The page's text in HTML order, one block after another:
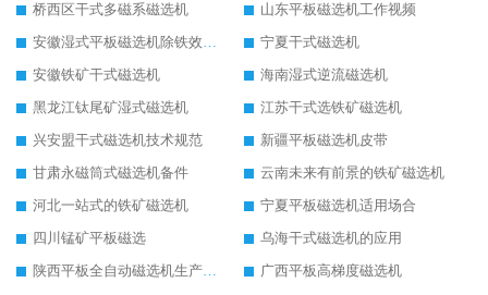
桥西区干式多磁系磁选机
山东平板磁选机工作视频
安徽湿式平板磁选机除铁效果怎么样
宁夏干式磁选机
安徽铁矿干式磁选机
海南湿式逆流磁选机
黑龙江钛尾矿湿式磁选机
江苏干式选铁矿磁选机
兴安盟干式磁选机技术规范
新疆平板磁选机皮带
甘肃永磁筒式磁选机备件
云南未来有前景的铁矿磁选机
河北一站式的铁矿磁选机
宁夏平板磁选机适用场合
四川锰矿平板磁选
乌海干式磁选机的应用
陕西平板全自动磁选机生产厂家
广西平板高梯度磁选机